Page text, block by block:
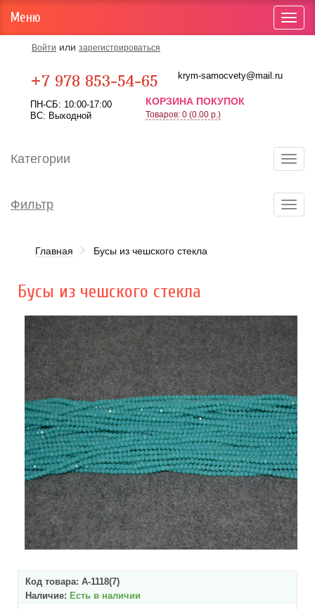
Войти или зарегистрироваться
+7 978 853-54-65 krym-samocvety@mail.ru
ПН-СБ: 10:00-17:00
ВС: Выходной
КОРЗИНА ПОКУПОК
Товаров: 0 (0.00 р.)
Меню
Категории
Фильтр
Главная Бусы из чешского стекла
Бусы из чешского стекла
Код товара: А-1118(7)
Наличие: Есть в наличии